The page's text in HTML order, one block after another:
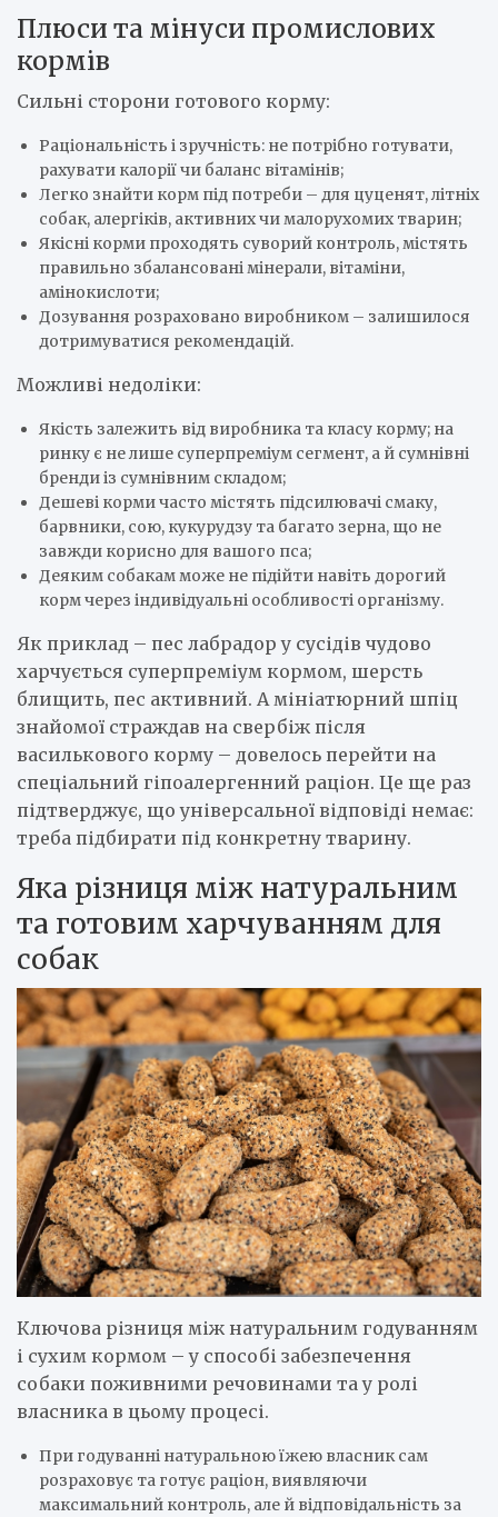
Плюси та мінуси промислових
кормів
Сильні сторони готового корму:
Раціональність і зручність: не потрібно готувати,
рахувати калорії чи баланс вітамінів;
Легко знайти корм під потреби – для цуценят, літніх
собак, алергіків, активних чи малорухомих тварин;
Якісні корми проходять суворий контроль, містять
правильно збалансовані мінерали, вітаміни,
амінокислоти;
Дозування розраховано виробником – залишилося
дотримуватися рекомендацій.
Можливі недоліки:
Якість залежить від виробника та класу корму; на
ринку є не лише суперпреміум сегмент, а й сумнівні
бренди із сумнівним складом;
Дешеві корми часто містять підсилювачі смаку,
барвники, сою, кукурудзу та багато зерна, що не
завжди корисно для вашого пса;
Деяким собакам може не підійти навіть дорогий
корм через індивідуальні особливості організму.
Як приклад – пес лабрадор у сусідів чудово
харчується суперпреміум кормом, шерсть
блищить, пес активний. А мініатюрний шпіц
знайомої страждав на свербіж після
василькового корму – довелось перейти на
спеціальний гіпоалергенний раціон. Це ще раз
підтверджує, що універсальної відповіді немає:
треба підбирати під конкретну тварину.
Яка різниця між натуральним
та готовим харчуванням для
собак
Ключова різниця між натуральним годуванням
і сухим кормом – у способі забезпечення
собаки поживними речовинами та у ролі
власника в цьому процесі.
При годуванні натуральною їжею власник сам
розраховує та готує раціон, виявляючи
максимальний контроль, але й відповідальність за